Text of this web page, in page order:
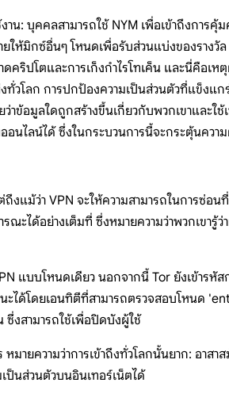
น: บุคคลสามารถใช้ NYM เพื่อเข้าถึงการ
ห้มิกซ์อื่นๆ โหนดเพื่อรับส่วนแบ่งของรางวั
คริปโตและการเก็งกำไรโทเค็น และนี่คือ
ทั่วโลก การปกป้องความเป็นส่วนตัวที่แข็ง
ข้อมูลใดถูกสร้างขึ้นเกี่ยวกับพวกเขาและใ
นไลน์ได้ ซึ่งในกระบวนการนี้จะกระตุ้นควา
แม้ว่า VPN จะให้ความสามารถในการซ่อ
ด้อย่างเต็มที่ ซึ่งหมายความว่าพวกเขารู้ว่า
แบบโหนดเดียว นอกจากนี้ Tor ยังเข้ารหั
ได้โดยเอนทิตีที่สามารถตรวจสอบโหนด
งสามารถใช้เพื่อปิดบังผู้ใช้
ายความว่าการเข้าถึงทั่วโลกนั้นยาก: อาส
ป็นส่วนตัวบนอินเทอร์เน็ตได้